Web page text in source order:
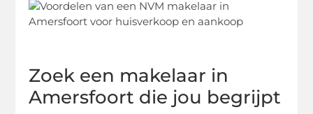
Zoek een makelaar in
Amersfoort die jou begrijpt